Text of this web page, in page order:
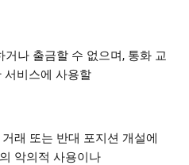
나 출금할 수 없으며, 통화 교
서비스에 사용할
래 또는 반대 포지션 개설에
악의적 사용이나